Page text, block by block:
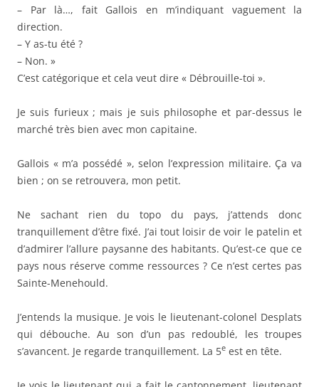
– Par là…, fait Gallois en m’indiquant vaguement la
direction.
– Y as-tu été ?
– Non. »
C’est catégorique et cela veut dire « Débrouille-toi ».
Je suis furieux ; mais je suis philosophe et par-dessus le
marché très bien avec mon capitaine.
Gallois « m’a possédé », selon l’expression militaire. Ça va
bien ; on se retrouvera, mon petit.
Ne sachant rien du topo du pays, j’attends donc
tranquillement d’être fixé. J’ai tout loisir de voir le patelin et
d’admirer l’allure paysanne des habitants. Qu’est-ce que ce
pays nous réserve comme ressources ? Ce n’est certes pas
Sainte-Menehould.
J’entends la musique. Je vois le lieutenant-colonel Desplats
qui débouche. Au son d’un pas redoublé, les troupes
s’avancent. Je regarde tranquillement. La 5e est en tête.